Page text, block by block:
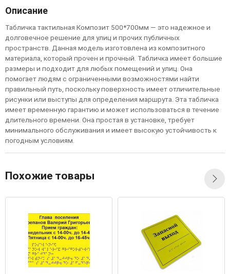
Описание
Табличка тактильная Композит 500*700мм — это надежное и
долговечное решение для улиц и прочих публичных
пространств. Данная модель изготовлена из композитного
материала, который прочен и прочный. Табличка имеетбольшие
размеры и подходитдля любых помещений и улиц. Она
помогаетлюдям с ограниченными возможностями найти
правильный путь, посколькуповерхность имеетотличительные
рисунки или выступы для определения маршрута. Эта табличка
имеетвременную гарантию и можетиспользоваться в течение
длительного времени. Она простая в установке, требует
минимального обслуживания и имеетвысокую устойчивость к
погодным условиям.
Похожие товары